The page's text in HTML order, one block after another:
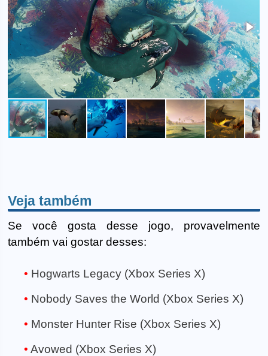
Veja também
Se você gosta desse jogo, provavelmente
também vai gostar desses:
Hogwarts Legacy (Xbox Series X)
Nobody Saves the World (Xbox Series X)
Monster Hunter Rise (Xbox Series X)
Avowed (Xbox Series X)